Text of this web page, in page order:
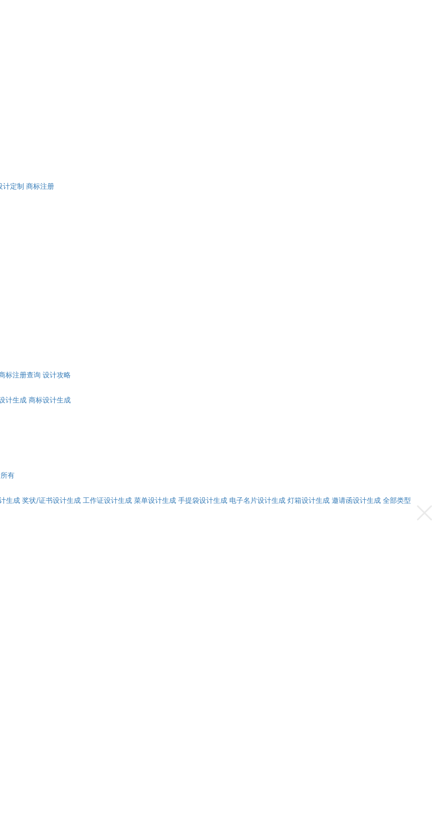
计定制 商标注册
标注册查询 设计攻略
计生成 商标设计生成
有
生成 奖状/证书设计生成 工作证设计生成 菜单设计生成 手提袋设计生成 电子名片设计生成 灯箱设计生成 邀请函设计生成 全部类型